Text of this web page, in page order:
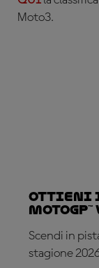
Moto3.
Ottieni
Scendi in
stagione